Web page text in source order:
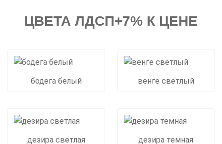
ЦВЕТА ЛДСП+7% К ЦЕНЕ
бодега белый венге светлый
дезира светлая дезира темная